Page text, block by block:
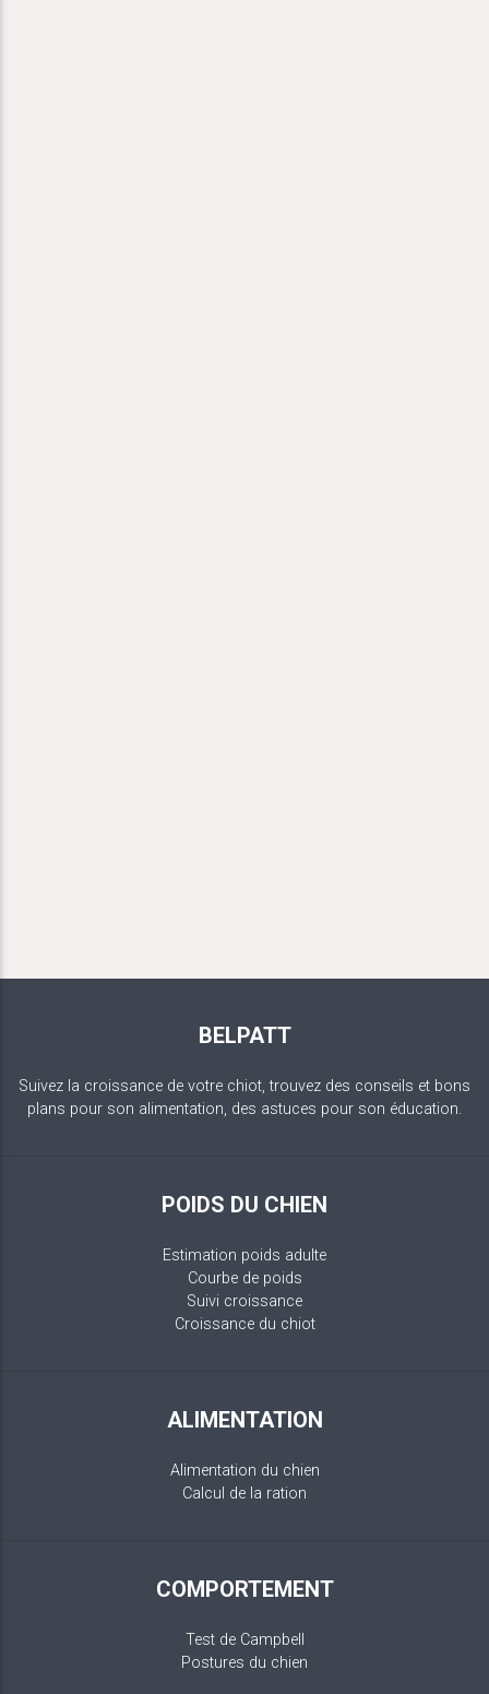
BELPATT
Suivez la croissance de votre chiot, trouvez des conseils et bons
plans pour son alimentation, des astuces pour son éducation.
POIDS DU CHIEN
Estimation poids adulte
Courbe de poids
Suivi croissance
Croissance du chiot
ALIMENTATION
Alimentation du chien
Calcul de la ration
COMPORTEMENT
Test de Campbell
Postures du chien